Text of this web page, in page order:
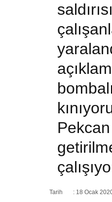
Tarih : 18 Ocak